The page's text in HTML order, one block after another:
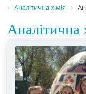
Аналітична хімія
Аналітична